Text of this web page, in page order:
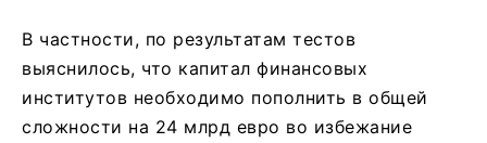
В частности, по результатам тестов
выяснилось, что капитал финансовых
институтов необходимо пополнить в общей
сложности на 24 млрд евро во избежание